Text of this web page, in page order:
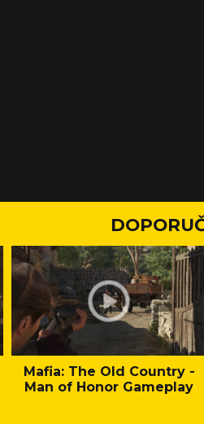
Mafia: The Old Country -
Man of Honor Gameplay